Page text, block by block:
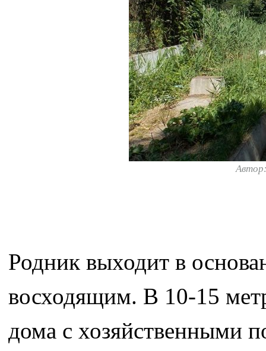
Родник выходит в
восходящим. В 10-15
дома с хозяйственными